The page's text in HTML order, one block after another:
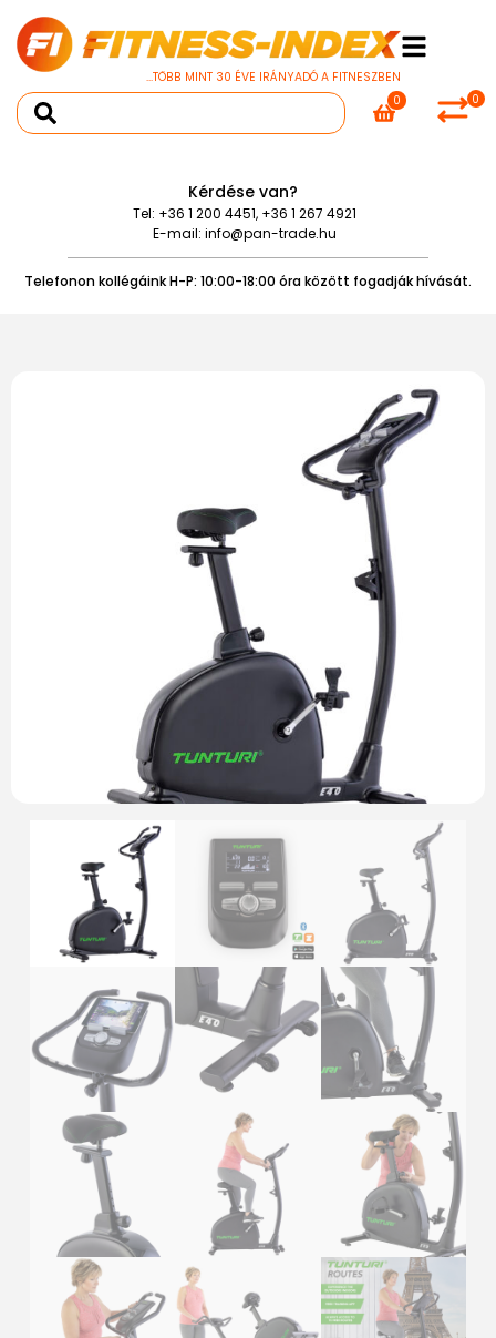
...TÖBB MINT 30 ÉVE IRÁNYADÓ A FITNESZBEN
0
0
Kérdése van?
Tel: +36 1 200 4451, +36 1 267 4921
E-mail: info@pan-trade.hu
Telefonon kollégáink H-P: 10:00-18:00 óra között fogadják hívását.